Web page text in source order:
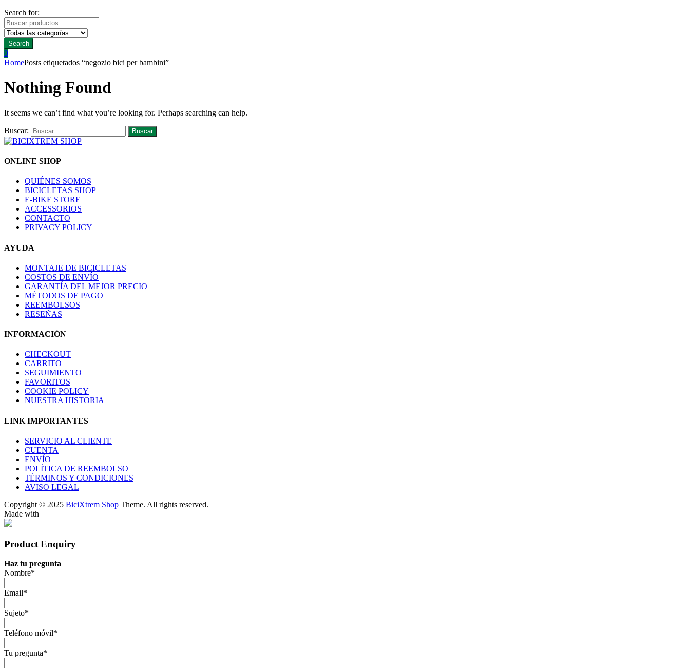
Search for:
Search
0
HomePosts etiquetados “negozio bici per bambini”
Nothing Found
It seems we can’t find what you’re looking for. Perhaps searching can help.
Buscar:
ONLINE SHOP
QUIÉNES SOMOS
BICICLETAS SHOP
E-BIKE STORE
ACCESSORIOS
CONTACTO
PRIVACY POLICY
AYUDA
MONTAJE DE BICICLETAS
COSTOS DE ENVÍO
GARANTÍA DEL MEJOR PRECIO
MÉTODOS DE PAGO
REEMBOLSOS
RESEÑAS
INFORMACIÓN
CHECKOUT
CARRITO
SEGUIMIENTO
FAVORITOS
COOKIE POLICY
NUESTRA HISTORIA
LINK IMPORTANTES
SERVICIO AL CLIENTE
CUENTA
ENVÍO
POLÍTICA DE REEMBOLSO
TÉRMINOS Y CONDICIONES
AVISO LEGAL
Copyright © 2025 BiciXtrem Shop Theme. All rights reserved.
Made with
Product Enquiry
Haz tu pregunta
Nombre*
Email*
Sujeto*
Teléfono móvil*
Tu pregunta*